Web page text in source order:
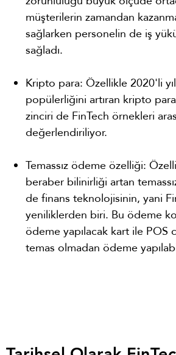
müşterilerin zamandan
sağlarken personelin de iş
sağladı.
Kripto para: Özellikle 2020'li
popülerliğini artıran kripto
zinciri de FinTech örnekleri
değerlendiriliyor.
Temassız ödeme özelliği:
beraber bilinirliği artan
de finans teknolojisinin, yani
yeniliklerden biri. Bu ödeme
ödeme yapılacak kart ile POS
temas olmadan ödeme